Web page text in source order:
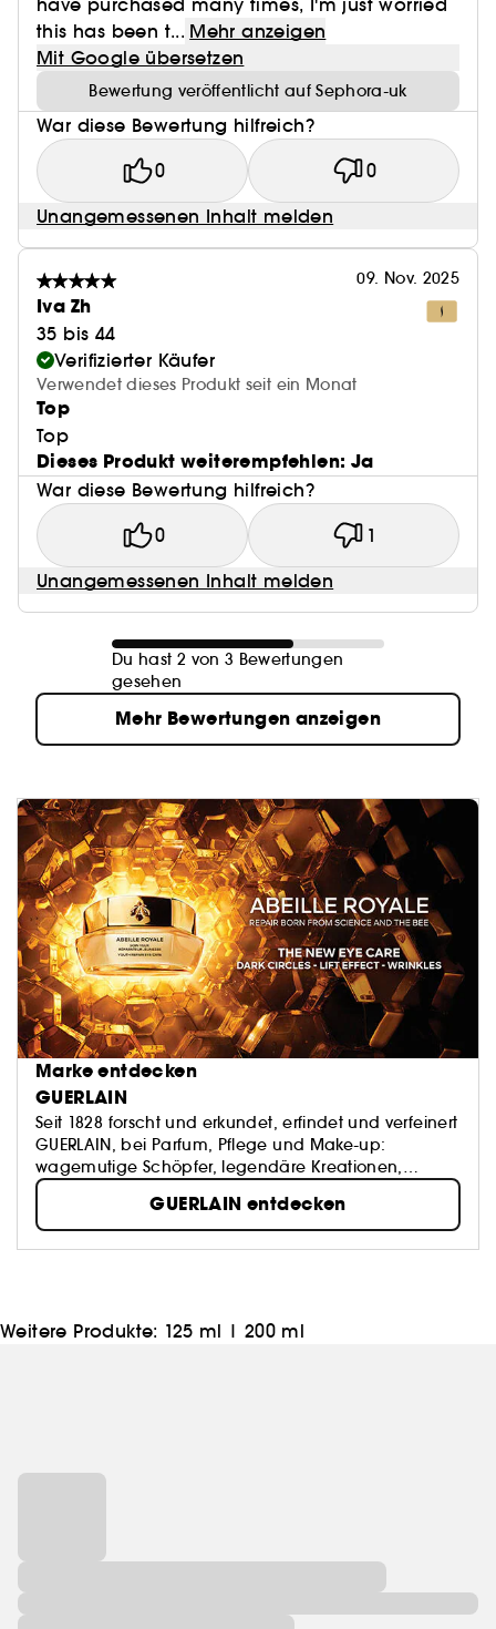
have purchased many times, I'm just worried
this has been t... Mehr anzeigen
Mit Google übersetzen
Bewertung veröffentlicht auf Sephora-uk
War diese Bewertung hilfreich?
0 0
Unangemessenen Inhalt melden
09. Nov. 2025
Iva Zh
35 bis 44
Verifizierter Käufer
Verwendet dieses Produkt seit ein Monat
Top
Top
Dieses Produkt weiterempfehlen: Ja
War diese Bewertung hilfreich?
0 1
Unangemessenen Inhalt melden
Du hast 2 von 3 Bewertungen
gesehen
Mehr Bewertungen anzeigen
Marke entdecken
GUERLAIN
Seit 1828 forscht und erkundet, erfindet und verfeinert
GUERLAIN, bei Parfum, Pflege und Make-up:
wagemutige Schöpfer, legendäre Kreationen,
unvergängliches Savoir-faire. Natur und Kunst als
Inspirationsquellen – die Kultur des Schönen als
Signatur.
GUERLAIN entdecken
Weitere Produkte: 125 ml | 200 ml